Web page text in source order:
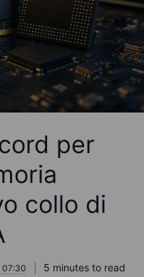
per
collo di
07:30
5 minutes to read